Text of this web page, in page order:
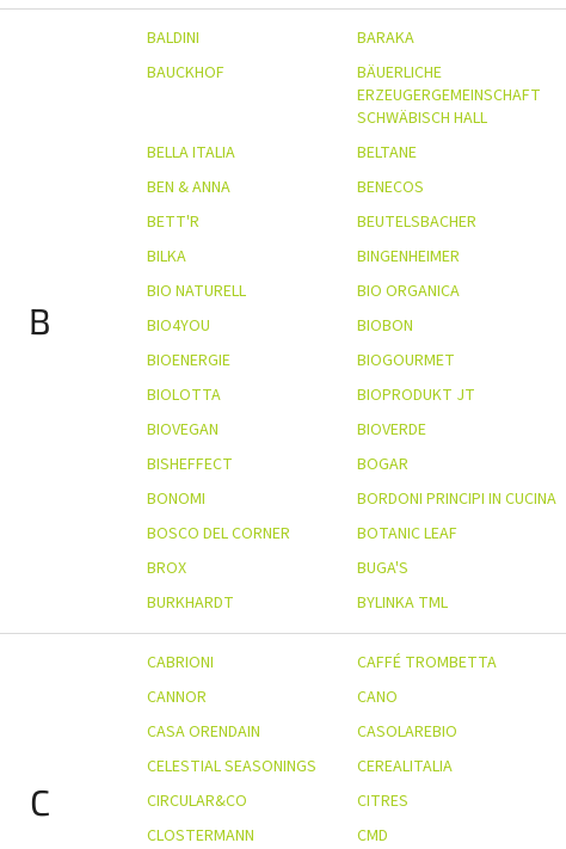
B
BALDINI BARAKA
BAUCKHOF
BÄUERLICHE
ERZEUGERGEMEINSCHAFT
SCHWÄBISCH HALL
BELLA ITALIA BELTANE
BEN & ANNA
BENECOS
BETT'R
BEUTELSBACHER
BILKA
BINGENHEIMER
BIO NATURELL
BIO ORGANICA
BIO4YOU
BIOBON
BIOENERGIE
BIOGOURMET
BIOLOTTA
BIOPRODUKT JT
BIOVEGAN
BIOVERDE
BISHEFFECT
BOGAR
BONOMI
BORDONI PRINCIPI IN CUCINA
BOSCO DEL CORNER
BOTANIC LEAF
BROX
BUGA'S
BURKHARDT
BYLINKA TML
C
CABRIONI CAFFÉ TROMBETTA
CANNOR
CANO
CASA ORENDAIN
CASOLAREBIO
CELESTIAL SEASONINGS
CEREALITALIA
CIRCULAR&CO
CITRES
CLOSTERMANN
CMD